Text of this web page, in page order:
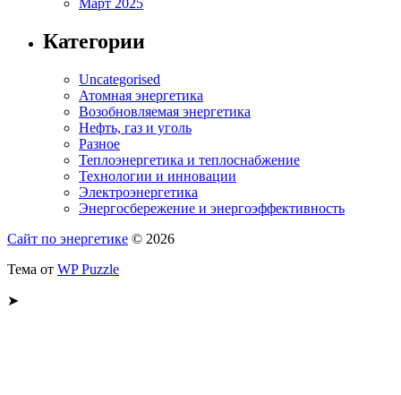
Март 2025
Категории
Uncategorised
Атомная энергетика
Возобновляемая энергетика
Нефть, газ и уголь
Разное
Теплоэнергетика и теплоснабжение
Технологии и инновации
Электроэнергетика
Энергосбережение и энергоэффективность
Сайт по энергетике © 2026
Тема от WP Puzzle
➤